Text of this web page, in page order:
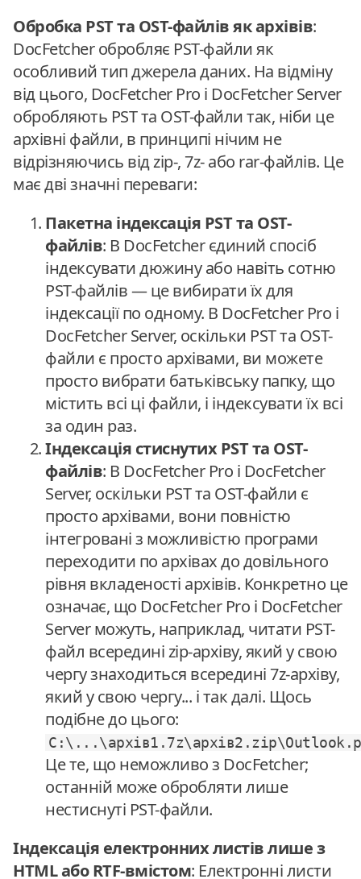
Обробка PST та OST-файлів як архівів:
DocFetcher обробляє PST-файли як
особливий тип джерела даних. На відміну
від цього, DocFetcher Pro і DocFetcher Server
обробляють PST та OST-файли так, ніби це
архівні файли, в принципі нічим не
відрізняючись від zip-, 7z- або rar-файлів. Це
має дві значні переваги:
Пакетна індексація PST та OST-
файлів: В DocFetcher єдиний спосіб
індексувати дюжину або навіть сотню
PST-файлів — це вибирати їх для
індексації по одному. В DocFetcher Pro і
DocFetcher Server, оскільки PST та OST-
файли є просто архівами, ви можете
просто вибрати батьківську папку, що
містить всі ці файли, і індексувати їх всі
за один раз.
Індексація стиснутих PST та OST-
файлів: В DocFetcher Pro і DocFetcher
Server, оскільки PST та OST-файли є
просто архівами, вони повністю
інтегровані з можливістю програми
переходити по архівах до довільного
рівня вкладеності архівів. Конкретно це
означає, що DocFetcher Pro і DocFetcher
Server можуть, наприклад, читати PST-
файл всередині zip-архіву, який у свою
чергу знаходиться всередині 7z-архіву,
який у свою чергу... і так далі. Щось
подібне до цього:
Це те, що неможливо з DocFetcher;
останній може обробляти лише
нестиснуті PST-файли.
Індексація електронних листів лише з
HTML або RTF-вмістом: Електронні листи